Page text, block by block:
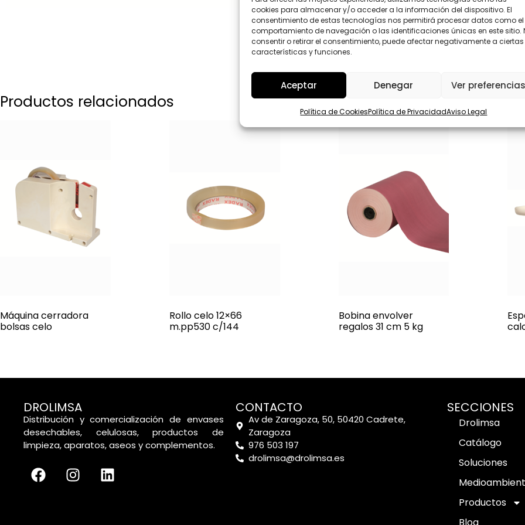
cookies para almacenar y/o acceder a la información del dispositivo. El
consentimiento de estas tecnologías nos permitirá procesar datos como el
comportamiento de navegación o las identificaciones únicas en este sitio.
consentir o retirar el consentimiento, puede afectar negativamente a ciertas
características y funciones.
Aceptar Denegar Ver
Política de CookiesPolítica de PrivacidadAviso Legal
o
r
r
e
o
A
e
d
o
s
P
D
*
Enviar
Productos relacionados
Máquina cerradora
bolsas celo
Rollo celo 12×66
m.pp530 c/144
Bobina envolver
regalos 31 cm 5 kg
DROLIMSA
Distribución y comercialización de envases
desechables, celulosas, productos de
limpieza, aparatos, aseos y complementos.
CONTACTO
Av de Zaragoza, 50, 50420 Cadrete,
Zaragoza
976 503 197
drolimsa@drolimsa.es
SECCIONES
Drolimsa
Catálogo
Soluciones
Productos